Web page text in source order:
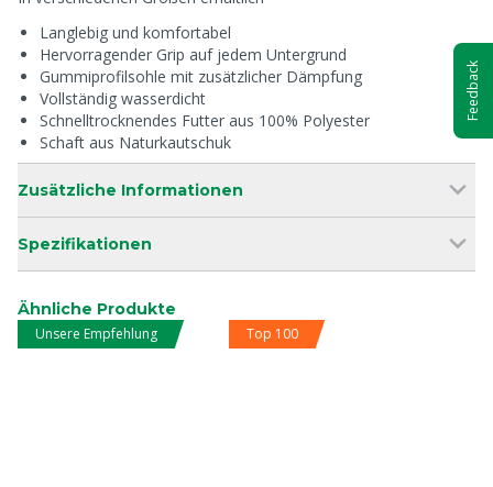
Langlebig und komfortabel
Hervorragender Grip auf jedem Untergrund
Gummiprofilsohle mit zusätzlicher Dämpfung
Vollständig wasserdicht
Schnelltrocknendes Futter aus 100% Polyester
Schaft aus Naturkautschuk
Zusätzliche Informationen
Spezifikationen
Ähnliche Produkte
Unsere Empfehlung Top 100
Feedback